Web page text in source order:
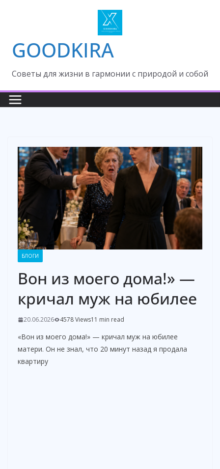
GOODKIRA
Cоветы для жизни в гармонии с природой и собой
БЛОГИ
Вон из моего дома!» —
кричал муж на юбилее
20.06.2026 4578 Views11 min read
«Вон из моего дома!» — кричал муж на юбилее
матери. Он не знал, что 20 минут назад я продала
квартиру